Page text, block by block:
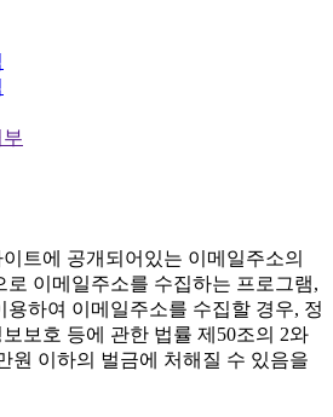
트에 공개되어있는 이메일주소의
로 이메일주소를 수집하는 프로그램,
용하여 이메일주소를 수집할 경우, 정
보호 등에 관한 법률 제50조의 2와
원 이하의 벌금에 처해질 수 있음을